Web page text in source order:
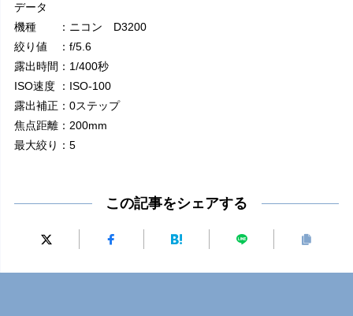
データ
機種 ：ニコン D3200
絞り値 ：f/5.6
露出時間：1/400秒
ISO速度 ：ISO-100
露出補正：0ステップ
焦点距離：200mm
最大絞り：5
この記事をシェアする